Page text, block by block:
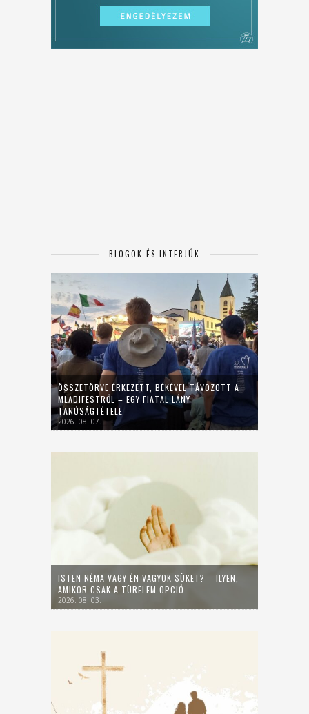
BLOGOK ÉS INTERJÚK
ÖSSZETÖRVE ÉRKEZETT, BÉKÉVEL TÁVOZOTT A
MLADIFESTRŐL – EGY FIATAL LÁNY
TANÚSÁGTÉTELE
2026. 08. 07.
ISTEN NÉMA VAGY ÉN VAGYOK SÜKET? – ILYEN,
AMIKOR CSAK A TÜRELEM OPCIÓ
2026. 08. 03.